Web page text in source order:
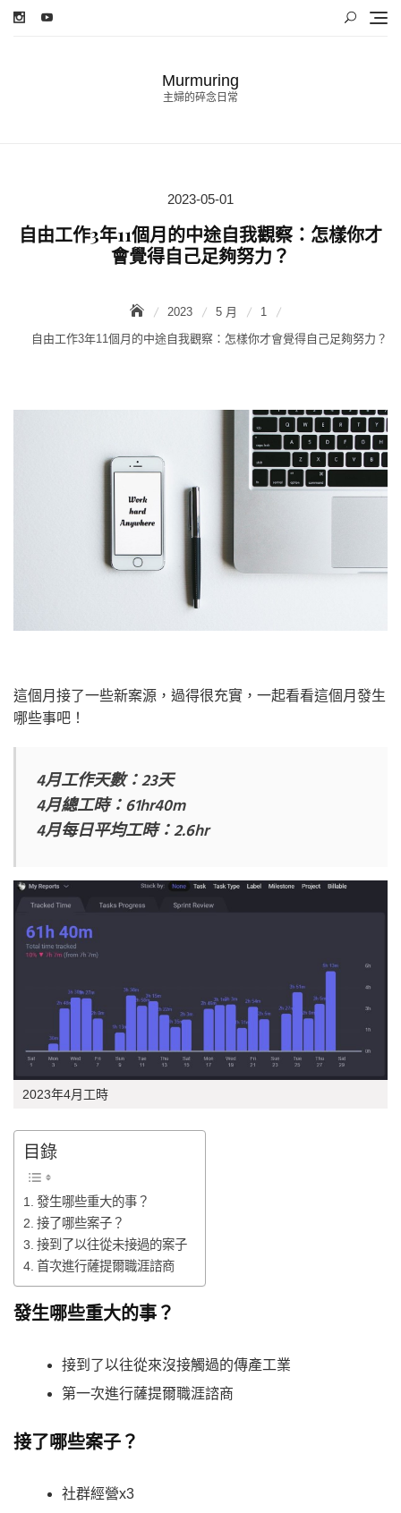
Skip
Murmuring
主婦的碎念日常
Posted
on
2023-05-01
自由工作3年11個月的中途自我觀察：怎樣你才
會覺得自己足夠努力？
2023 5 月
1
自由工作3年11個月的中途自我觀察：怎樣你才會覺得自己足夠努力？
這個月接了一些新案源，過得很充實，一起看看這個月發生
哪些事吧！
4月工作天數：23天
4月總工時：61hr40m
4月每日平均工時：2.6hr
2023年4月工時
目錄
發生哪些重大的事？
接了哪些案子？
接到了以往從未接過的案子
首次進行薩提爾職涯諮商
發生哪些重大的事？
接到了以往從來沒接觸過的傳產工業
第一次進行薩提爾職涯諮商
接了哪些案子？
社群經營x3